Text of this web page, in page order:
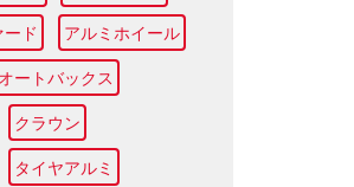
ド アルミホイール
オートバックス
クラウン
タイヤアルミ